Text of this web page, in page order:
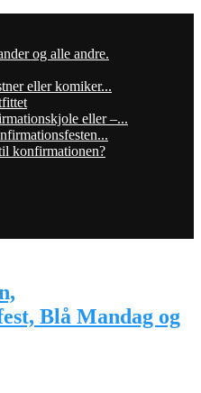
og alle andre.
eller komiker...
eller –...
konfirmationen?